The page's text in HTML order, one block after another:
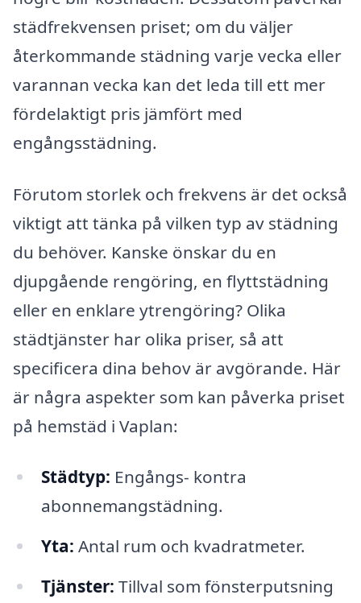
städfrekvensen priset; om du väljer
återkommande städning varje vecka eller
varannan vecka kan det leda till ett mer
fördelaktigt pris jämfört med
engångsstädning.
Förutom storlek och frekvens är det också
viktigt att tänka på vilken typ av städning
du behöver. Kanske önskar du en
djupgående rengöring, en flyttstädning
eller en enklare ytrengöring? Olika
städtjänster har olika priser, så att
specificera dina behov är avgörande. Här
är några aspekter som kan påverka priset
på hemstäd i Vaplan:
Städtyp: Engångs- kontra
abonnemangstädning.
Yta: Antal rum och kvadratmeter.
Tjänster: Tillval som fönsterputsning